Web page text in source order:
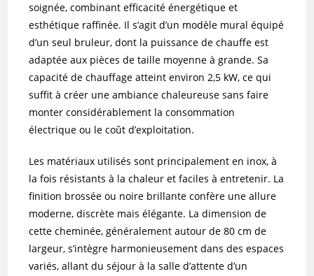
soignée, combinant efficacité énergétique et
esthétique raffinée. Il s’agit d’un modèle mural équipé
d’un seul bruleur, dont la puissance de chauffe est
adaptée aux pièces de taille moyenne à grande. Sa
capacité de chauffage atteint environ 2,5 kW, ce qui
suffit à créer une ambiance chaleureuse sans faire
monter considérablement la consommation
électrique ou le coût d’exploitation.
Les matériaux utilisés sont principalement en inox, à
la fois résistants à la chaleur et faciles à entretenir. La
finition brossée ou noire brillante confère une allure
moderne, discrète mais élégante. La dimension de
cette cheminée, généralement autour de 80 cm de
largeur, s’intègre harmonieusement dans des espaces
variés, allant du séjour à la salle d’attente d’un